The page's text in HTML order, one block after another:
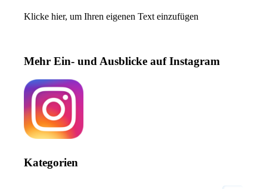
Klicke hier, um Ihren eigenen Text einzufügen
Mehr Ein- und Ausblicke auf Instagram
Kategorien